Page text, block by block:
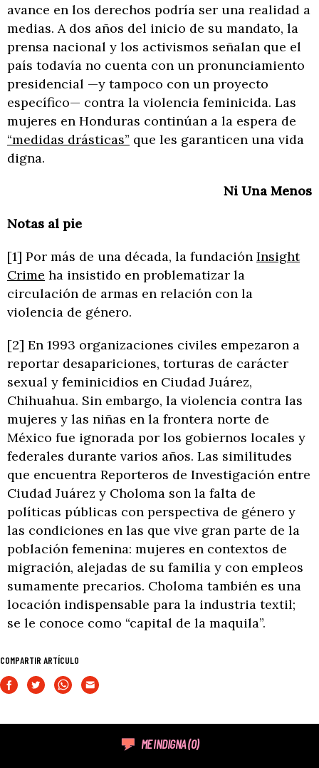
avance en los derechos podría ser una realidad a
medias. A dos años del inicio de su mandato, la
prensa nacional y los activismos señalan que el
país todavía no cuenta con un pronunciamiento
presidencial —y tampoco con un proyecto
específico— contra la violencia feminicida. Las
mujeres en Honduras continúan a la espera de
“medidas drásticas” que les garanticen una vida
digna.
Ni Una Menos
Notas al pie
[1] Por más de una década, la fundación Insight
Crime ha insistido en problematizar la
circulación de armas en relación con la
violencia de género.
[2] En 1993 organizaciones civiles empezaron a
reportar desapariciones, torturas de carácter
sexual y feminicidios en Ciudad Juárez,
Chihuahua. Sin embargo, la violencia contra las
mujeres y las niñas en la frontera norte de
México fue ignorada por los gobiernos locales y
federales durante varios años. Las similitudes
que encuentra Reporteros de Investigación entre
Ciudad Juárez y Choloma son la falta de
políticas públicas con perspectiva de género y
las condiciones en las que vive gran parte de la
población femenina: mujeres en contextos de
migración, alejadas de su familia y con empleos
sumamente precarios. Choloma también es una
locación indispensable para la industria textil;
se le conoce como “capital de la maquila”.
COMPARTIR ARTÍCULO
ME INDIGNA(0)